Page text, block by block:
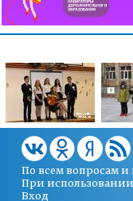
По всем вопросам
При
Вход